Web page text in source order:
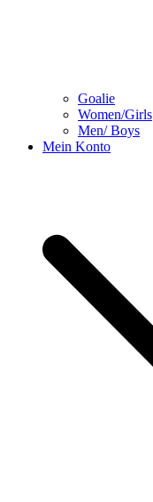
Goalie
Women/Girls
Men/ Boys
Mein Konto